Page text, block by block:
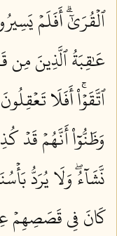
ٱلۡقُرَىٰٓۗ أَفَلَمۡ
عَٰقِبَةُ ٱلَّذِينَ مِن
ٱتَّقَوۡاْۚ أَفَلَا تَعۡقِلُونَ ١٠٩
وَظَنُّوٓاْ أَنَّهُمۡ قَدۡ
نَّشَآءُۖ وَلَا يُرَدُّ
كَانَ فِي قَصَصِهِمۡ